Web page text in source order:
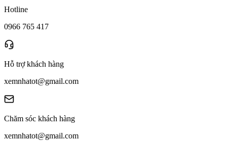
Hotline
0966 765 417
Hỗ trợ khách hàng
xemnhatot@gmail.com
Chăm sóc khách hàng
xemnhatot@gmail.com